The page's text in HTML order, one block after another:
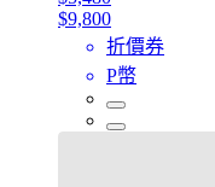
$9,800
折價券
P幣